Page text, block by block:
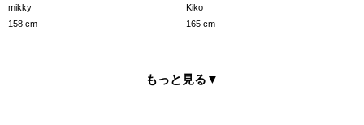
mikky
158 cm
Kiko
165 cm
もっと見る ▼